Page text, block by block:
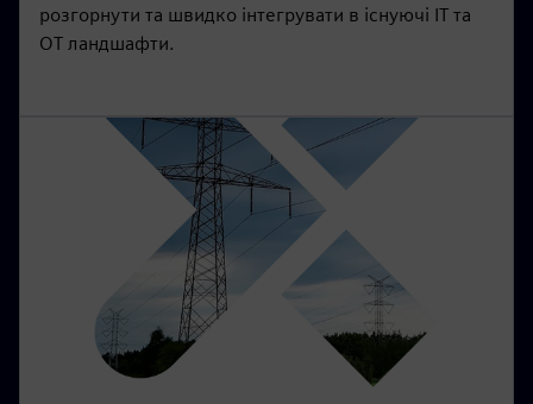
розгорнути та швидко інтегрувати в існуючі ІТ та
OT ландшафти.